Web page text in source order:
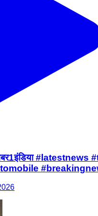
#latestnews